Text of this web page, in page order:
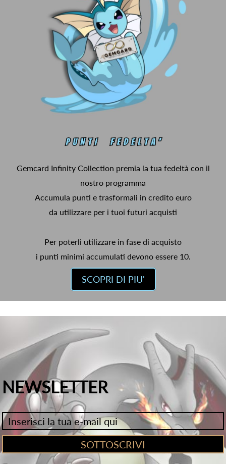
Gemcard Infinity Collection premia la tua fedeltà con il
nostro programma
Accumula punti e trasformali in credito euro
da utilizzare per i tuoi futuri acquisti
Per poterli utilizzare in fase di acquisto
i punti minimi accumulati devono essere 10.
SCOPRI DI PIU'
NEWSLETTER